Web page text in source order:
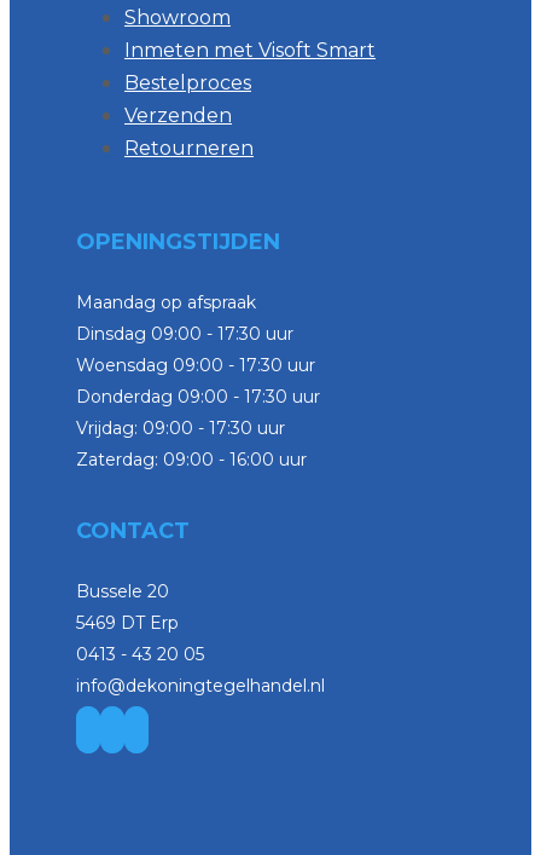
Showroom
Inmeten met Visoft Smart
Bestelproces
Verzenden
Retourneren
OPENINGSTIJDEN
Maandag op afspraak
Dinsdag 09:00 - 17:30 uur
Woensdag 09:00 - 17:30 uur
Donderdag 09:00 - 17:30 uur
Vrijdag: 09:00 - 17:30 uur
Zaterdag: 09:00 - 16:00 uur
CONTACT
Bussele 20
5469 DT Erp
0413 - 43 20 05
info@dekoningtegelhandel.nl